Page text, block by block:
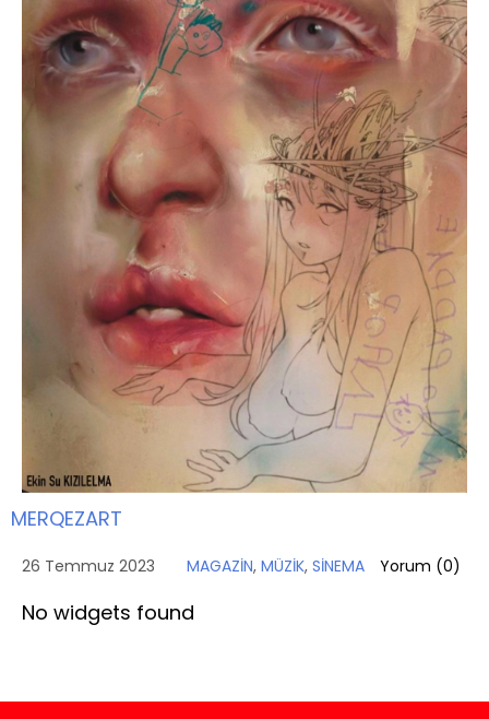
MERQEZART
26 Temmuz 2023 MAGAZİN, MÜZİK, SİNEMA Yorum (0)
No widgets found